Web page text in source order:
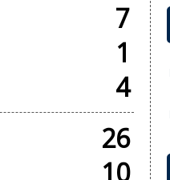
7
1
4
26
10